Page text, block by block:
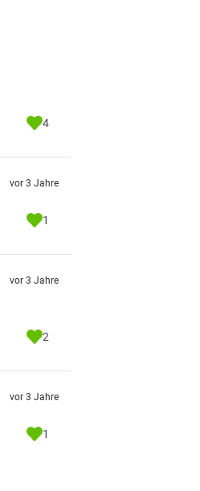
4
vor 3 Jahre
1
vor 3 Jahre
2
vor 3 Jahre
1